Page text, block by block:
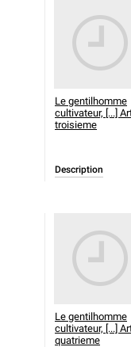
Le gentilhomme
cultivateur, [...]
troisieme
Description
Le gentilhomme
cultivateur, [...]
quatrieme